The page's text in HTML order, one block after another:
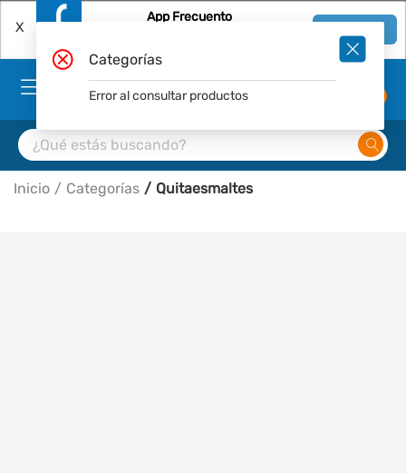
X
App Frecuento
Inicio Categorías Quitaesmaltes
Categorías
Error al consultar productos